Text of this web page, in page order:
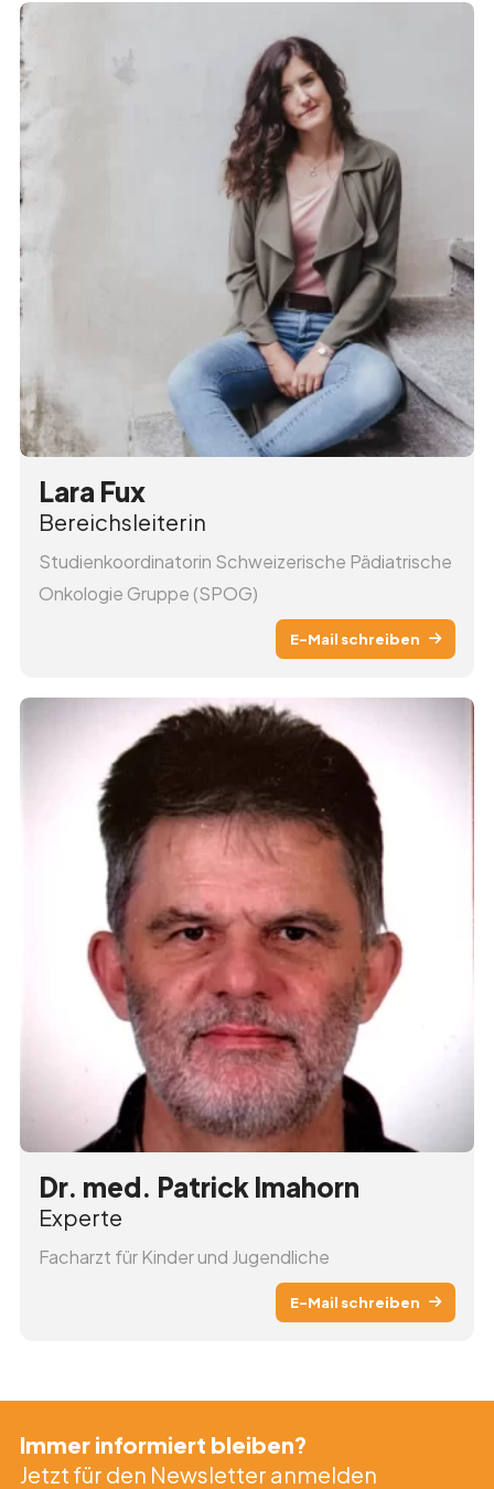
Team von Bärgüf-hilft
Stimmen zu Bärgüf-hilft
Häufig gestellte Fragen
Projektantrag
Unterstützte Projekte
Wie wir unterstützen
Konto für Direktspende
Lara Fux
Bereichsleiterin
Studienkoordinatorin Schweizerische Pädiatrische
Onkologie Gruppe (SPOG)
E-Mail schreiben
Dr. med. Patrick Imahorn
Experte
Facharzt für Kinder und Jugendliche
E-Mail schreiben
Immer informiert bleiben?
Jetzt für den Newsletter anmelden